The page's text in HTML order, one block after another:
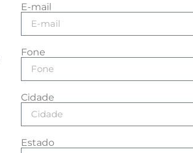
E-mail
Fone
Cidade
Estado